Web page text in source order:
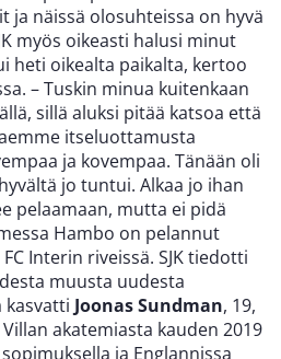
ja näissä olosuhteissa on hyvä
myös oikeasti halusi minut
heti oikealta paikalta, kertoo
– Tuskin minua kuitenkaan
sillä aluksi pitää katsoa että
itseluottamusta
ja kovempaa. Tänään oli
jo tuntui. Alkaa jo ihan
pelaamaan, mutta ei pidä
Hambo on pelannut
Interin riveissä. SJK tiedotti
muusta uudesta
kasvatti Joonas Sundman, 19,
akatemiasta kauden 2019
ja Englannissa